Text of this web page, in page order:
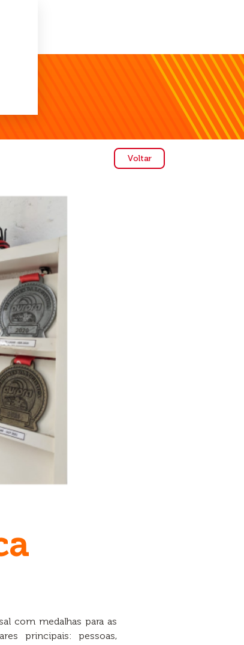
Voltar
com medalhas para as
principais: pessoas,